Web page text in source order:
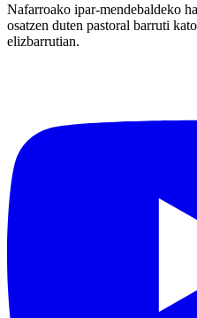
Nafarroako ipar-mendebaldeko
osatzen duten pastoral barruti
elizbarrutian.